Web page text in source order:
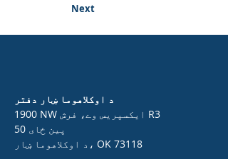
Next
د اوکلاهوما ښار دفتر
1900 NW ایکسپریس وے، فرش R3
50 پین ځای
د اوکلاهوما ښار، OK 73118